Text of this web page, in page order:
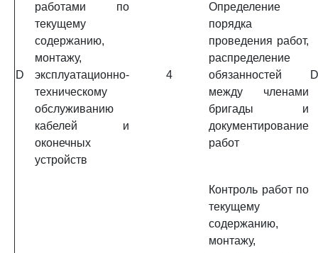
D
работами по
текущему
содержанию,
монтажу,
эксплуатационно-
техническому
обслуживанию
кабелей и
оконечных
устройств
4
Определение
порядка
проведения работ,
распределение
обязанностей
между членами
бригады и
документирование
работ
Контроль работ по
текущему
содержанию,
монтажу,